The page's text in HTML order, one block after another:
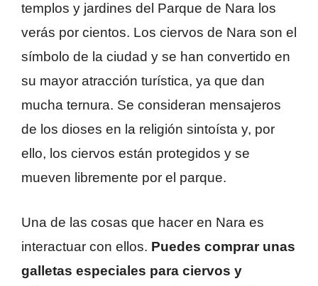
templos y jardines del Parque de Nara los
verás por cientos. Los ciervos de Nara son el
símbolo de la ciudad y se han convertido en
su mayor atracción turística, ya que dan
mucha ternura. Se consideran mensajeros
de los dioses en la religión sintoísta y, por
ello, los ciervos están protegidos y se
mueven libremente por el parque.
Una de las cosas que hacer en Nara es
interactuar con ellos. Puedes comprar unas
galletas especiales para ciervos y